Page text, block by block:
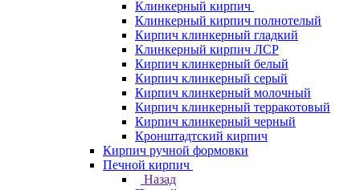
Клинкерный кирпич
Клинкерный кирпич полнотелый
Кирпич клинкерный гладкий
Клинкерный кирпич ЛСР
Кирпич клинкерный белый
Кирпич клинкерный серый
Кирпич клинкерный молочный
Кирпич клинкерный терракотовый
Кирпич клинкерный черный
Кронштадтский кирпич
Кирпич ручной формовки
Печной кирпич
Назад